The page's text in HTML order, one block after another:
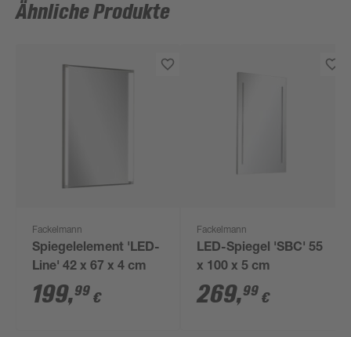
Ähnliche Produkte
Fackelmann
Spiegelelement 'LED-
Line' 42 x 67 x 4 cm
199,99 €
Fackelmann
LED-Spiegel 'SBC' 55
x 100 x 5 cm
269,99 €